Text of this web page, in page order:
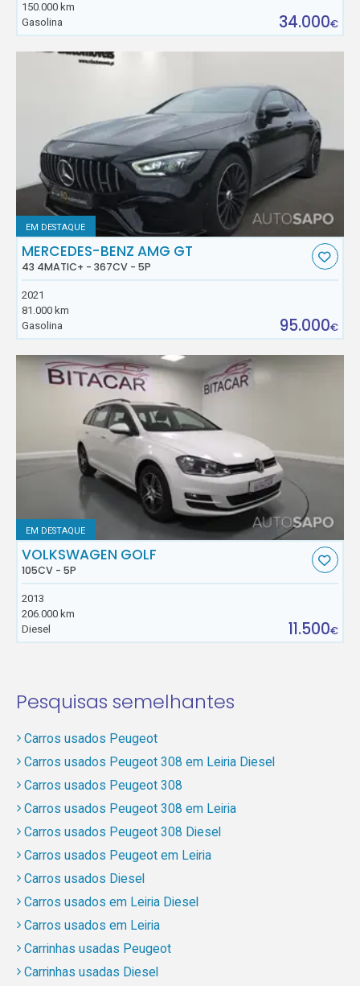
150.000 km
Gasolina
34.000€
EM DESTAQUE
MERCEDES-BENZ AMG GT
43 4MATIC+ - 367CV - 5P
2021
81.000 km
Gasolina
95.000€
EM DESTAQUE
VOLKSWAGEN GOLF
105CV - 5P
2013
206.000 km
Diesel
11.500€
Pesquisas semelhantes
Carros usados Peugeot
Carros usados Peugeot 308 em Leiria Diesel
Carros usados Peugeot 308
Carros usados Peugeot 308 em Leiria
Carros usados Peugeot 308 Diesel
Carros usados Peugeot em Leiria
Carros usados Diesel
Carros usados em Leiria Diesel
Carros usados em Leiria
Carrinhas usadas Peugeot
Carrinhas usadas Diesel